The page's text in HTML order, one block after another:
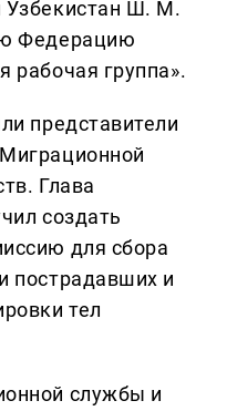
Узбекистан Ш. М.
Федерацию
рабочая группа».
представители
Глава
создать
для сбора
пострадавших и
тел
службы и